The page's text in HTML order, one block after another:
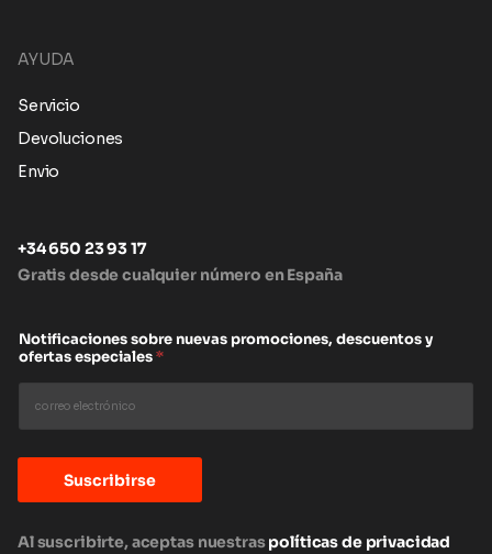
AYUDA
Servicio
Devoluciones
Envio
+34 650 23 93 17
Gratis desde cualquier número en España
Notificaciones sobre nuevas promociones, descuentos y
ofertas especiales*
Suscribirse
Al suscribirte, aceptas nuestraspolíticas de privacidad